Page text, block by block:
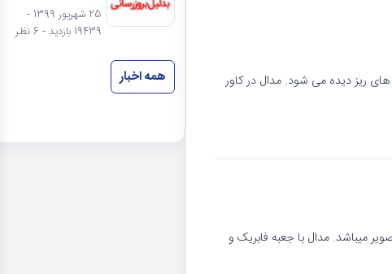
ریز دیده می شود. مدال در کاور
و همانند تصویر میباشد. مدال با جعبه فابریک و
25 شهریور 1399 -
19439 بازدید - 6 نظر
همه اخبار